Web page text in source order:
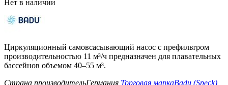
Нет в наличии
Циркуляционный самовсасывающий насос с префильтром
производительностью 11 м³/ч предназначен для плавательных
бассейнов объемом 40–55 м³.
Страна производительГермания Торговая маркаBadu (Speck)